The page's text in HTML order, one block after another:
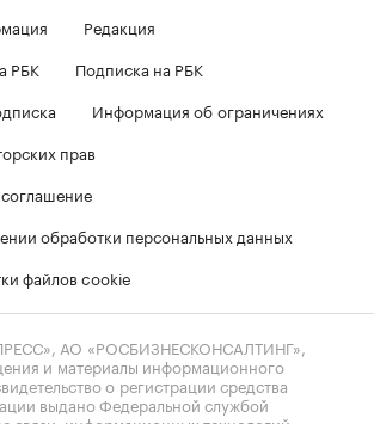
Редакция
РБК
Подписка на РБК
Информация об ограничениях
прав
соглашение
обработки персональных данных
файлов cookie
АО «РОСБИЗНЕСКОНСАЛТИНГ»,
и материалы информационного
о регистрации средства
выдано Федеральной службой